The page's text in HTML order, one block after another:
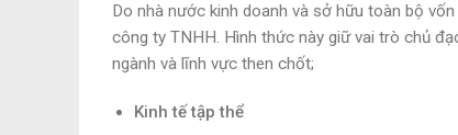
Do nhà nước kinh doanh và sở hữu toàn bộ
công ty TNHH. Hình thức này giữ vai trò chủ
ngành và lĩnh vực then chốt;
Kinh tế tập thể